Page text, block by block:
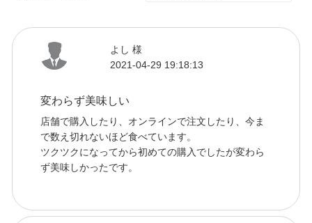
よし 様
2021-04-29 19:18:13
変わらず美味しい
店舗で購入したり、オンラインで注文したり、今ま
で数え切れないほど食べています。
ツクツクになってから初めての購入でしたが変わら
ず美味しかったです。